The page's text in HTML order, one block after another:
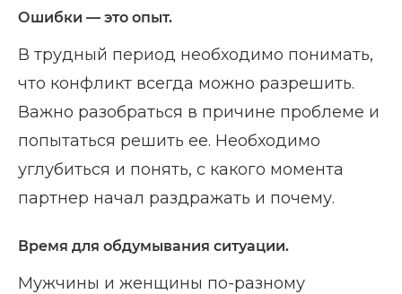
Ошибки — это опыт.
В трудный период необходимо понимать,
что конфликт всегда можно разрешить.
Важно разобраться в причине проблеме и
попытаться решить ее. Необходимо
углубиться и понять, с какого момента
партнер начал раздражать и почему.
Время для обдумывания ситуации.
Мужчины и женщины по-разному